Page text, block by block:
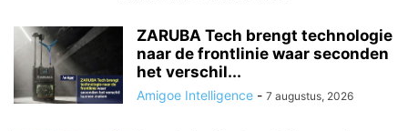
ZARUBA Tech brengt technologie
naar de frontlinie waar seconden
het verschil...
Amigoe Intelligence - 7 augustus, 2026